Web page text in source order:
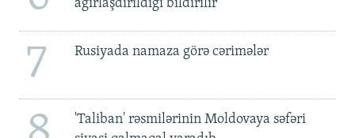
ağırlaşdırıldığı bildirilir
7 Rusiyada namaza görə cərimələr
'Taliban' rəsmilərinin Moldovaya səfəri